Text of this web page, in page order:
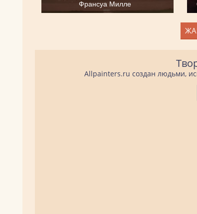
Франсуа Милле
Allpainters.ru создан людьми,